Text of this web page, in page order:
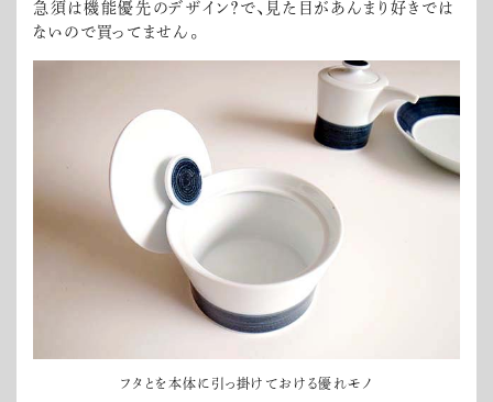
急須は機能優先のデザイン？で、見た目があんまり好きでは
ないので買ってません。
フタとを本体に引っ掛けておける優れモノ